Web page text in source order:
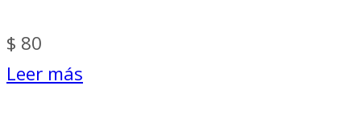
$ 80
Leer más